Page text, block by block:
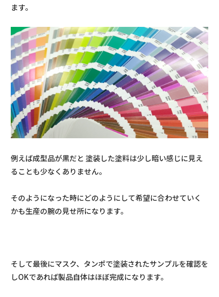
ます。
例えば成型品が黒だと 塗装した塗料は少し暗い感じに見え
ることも少なくありません。
そのようになった時にどのようにして希望に合わせていく
かも生産の腕の見せ所になります。
そして最後にマスク、タンポで塗装されたサンプルを確認を
しOKであれば製品自体はほぼ完成になります。